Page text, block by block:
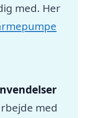
med. Her
med